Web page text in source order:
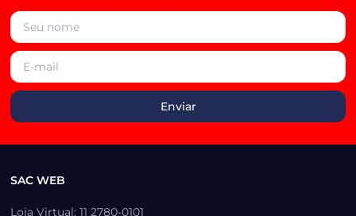
SAC WEB
Loja Virtual: 11 2780-0101